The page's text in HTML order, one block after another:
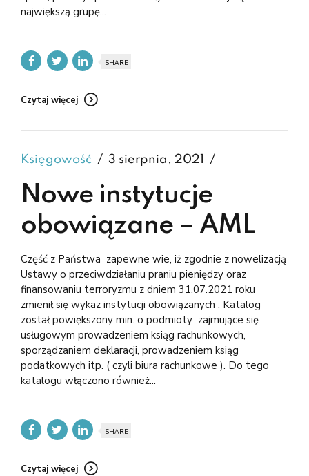
największą grupę...
SHARE
Czytaj więcej
Księgowość 3 sierpnia, 2021
Nowe instytucje
obowiązane – AML
Część z Państwa zapewne wie, iż zgodnie z nowelizacją
Ustawy o przeciwdziałaniu praniu pieniędzy oraz
finansowaniu terroryzmu z dniem 31.07.2021 roku
zmienił się wykaz instytucji obowiązanych . Katalog
został powiększony min. o podmioty zajmujące się
usługowym prowadzeniem ksiąg rachunkowych,
sporządzaniem deklaracji, prowadzeniem ksiąg
podatkowych itp. ( czyli biura rachunkowe ). Do tego
katalogu włączono również...
SHARE
Czytaj więcej